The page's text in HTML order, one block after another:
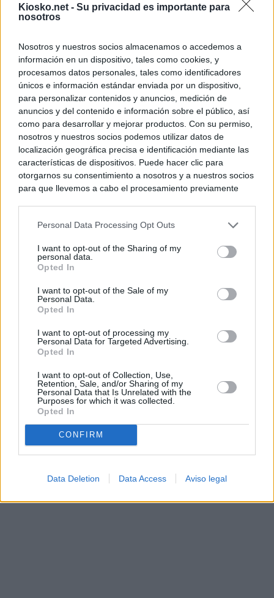
Kiosko.net - Su privacidad es importante para
nosotros
Nosotros y nuestros socios almacenamos o accedemos a
información en un dispositivo, tales como cookies, y
procesamos datos personales, tales como identificadores
únicos e información estándar enviada por un dispositivo,
para personalizar contenidos y anuncios, medición de
anuncios y del contenido e información sobre el público, así
como para desarrollar y mejorar productos. Con su permiso,
nosotros y nuestros socios podemos utilizar datos de
localización geográfica precisa e identificación mediante las
características de dispositivos. Puede hacer clic para
otorgarnos su consentimiento a nosotros y a nuestros socios
para que llevemos a cabo el procesamiento previamente
negar su consentimiento. Tenga en cuenta que algún
de su consentimiento, pero usted tiene el derecho de
rechazar tal procesamiento. Sus preferencias se aplicarán
cualquier momento entrando de nuevo en este sitio web o
visitando nuestra política de privacidad.
Personal Data Processing Opt Outs
I want to opt-out of the Sharing of my
personal data.
Opted In
I want to opt-out of the Sale of my
Personal Data.
Opted In
I want to opt-out of processing my
Personal Data for Targeted Advertising.
Opted In
I want to opt-out of Collection, Use,
Retention, Sale, and/or Sharing of my
Personal Data that Is Unrelated with the
Purposes for which it was collected.
Opted In
CONFIRM
Data Deletion Data Access Aviso legal